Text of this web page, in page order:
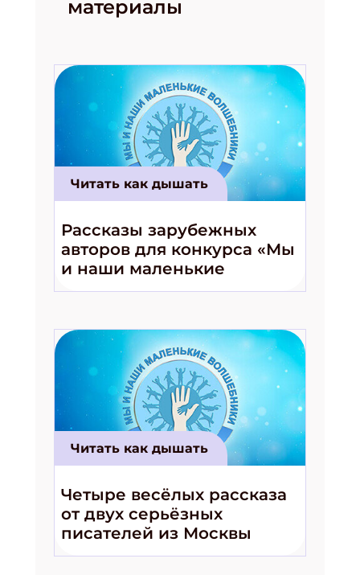
материалы
Читать как дышать
Рассказы зарубежных
авторов для конкурса «Мы
и наши маленькие
волшебники!»
Читать как дышать
Четыре весёлых рассказа
от двух серьёзных
писателей из Москвы